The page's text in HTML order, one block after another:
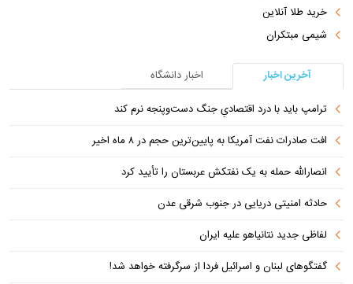
خرید طلا آنلاین
شیمی مبتکران
آخرین اخبار
اخبار دانشگاه
ترامپ باید با درد اقتصادیِ جنگ دست‌و‌پنجه نرم کند
افت صادرات نفت آمریکا به پایین‌ترین حجم در ۸ ماه اخیر
انصارالله حمله به یک نفتکش عربستان را تأیید کرد
حادثه امنیتی دریایی در جنوب شرقی عدن
لفاظی جدید نتانیاهو علیه ایران
گفتگوهای لبنان و اسرائیل فردا از سرگرفته خواهد شد!